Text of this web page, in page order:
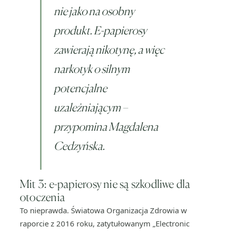
nie jako na osobny
produkt. E-papierosy
zawierają nikotynę, a więc
narkotyk o silnym
potencjalne
uzależniającym –
przypomina Magdalena
Cedzyńska.
Mit 3: e-papierosy nie są szkodliwe dla
otoczenia
To nieprawda. Światowa Organizacja Zdrowia w
raporcie z 2016 roku, zatytułowanym „Electronic